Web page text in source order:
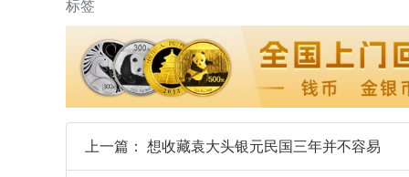
标签
上一篇： 想收藏袁大头银元民国三年并不容易